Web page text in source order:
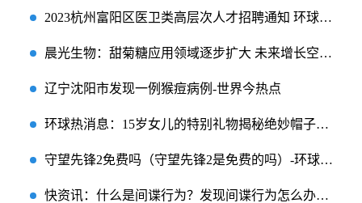
2023杭州富阳区医卫类高层次人才招聘通知 环球观点
晨光生物：甜菊糖应用领域逐步扩大 未来增长空间巨大
辽宁沈阳市发现一例猴痘病例-世界今热点
环球热消息：15岁女儿的特别礼物揭秘绝妙帽子绘画技巧
守望先锋2免费吗（守望先锋2是免费的吗）-环球快讯
快资讯：什么是间谍行为？发现间谍行为怎么办？一文了解→